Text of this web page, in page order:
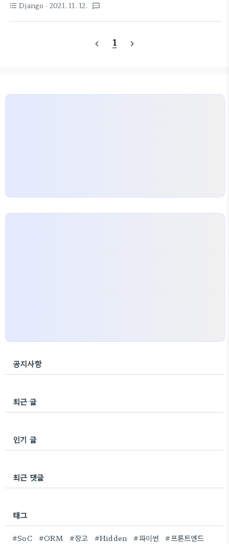
제공되는 Django-ninja 플랫폼이 있다. 간단한 소
개 자료만 저장해 두려 한다. - 현재 듣고 있는 장고 강
Django 실전 프로젝트 1 - URL Shortener 서비스
가 쉽고 확장성도 뛰어나다. 이제 알았지만 Flask 기
format_list_bulleted Django · 2021. 11. 12. textsms
navigate_before 1 navigate_next
공지사항
최근 글
인기 글
최근 댓글
태그
#SoC #ORM #장고 #Hidden #파이썬 #프론트엔드